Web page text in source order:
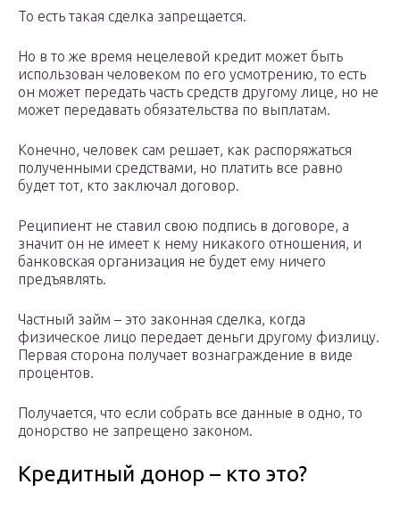
То есть такая сделка запрещается.
Но в то же время нецелевой кредит может быть
использован человеком по его усмотрению, то есть
он может передать часть средств другому лице, но не
может передавать обязательства по выплатам.
Конечно, человек сам решает, как распоряжаться
полученными средствами, но платить все равно
будет тот, кто заключал договор.
Реципиент не ставил свою подпись в договоре, а
значит он не имеет к нему никакого отношения, и
банковская организация не будет ему ничего
предъявлять.
Частный займ – это законная сделка, когда
физическое лицо передает деньги другому физлицу.
Первая сторона получает вознаграждение в виде
процентов.
Получается, что если собрать все данные в одно, то
донорство не запрещено законом.
Кредитный донор – кто это?